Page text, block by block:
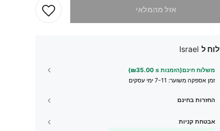
אזל מהמלאי
ל Israel
משלוח חינם(הזמנות ≥ ₪35.00)
זמן אספקה ​​משוער: 7-11 ימי עסקים
החזרות בחינם
אבטחת קניות